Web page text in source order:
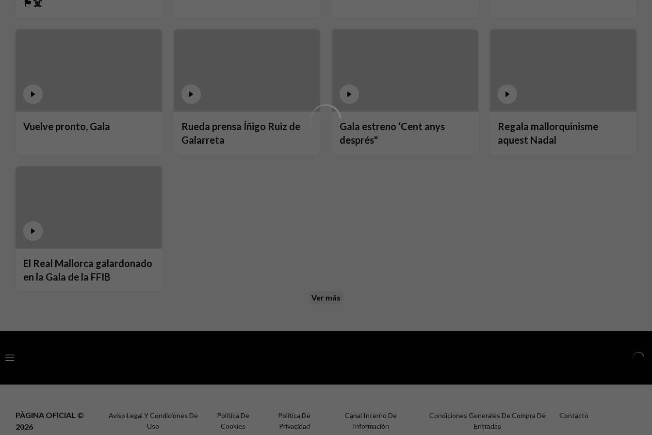
🏴‍☠️
Vuelve pronto, Gala
Rueda prensa Íñigo Ruiz de
Galarreta
Gala estreno ‘Cent anys
després"
Regala mallorquinisme
aquest Nadal
El Real Mallorca galardonado
en la Gala de la FFIB
Ver más
Aviso Legal Y Condiciones De
Uso
Política De
Cookies
Política De
Privacidad
Canal Interno De
Información
Condiciones Generales De Compra De
Entradas
Contacto
PÀGINA OFICIAL ©
2026